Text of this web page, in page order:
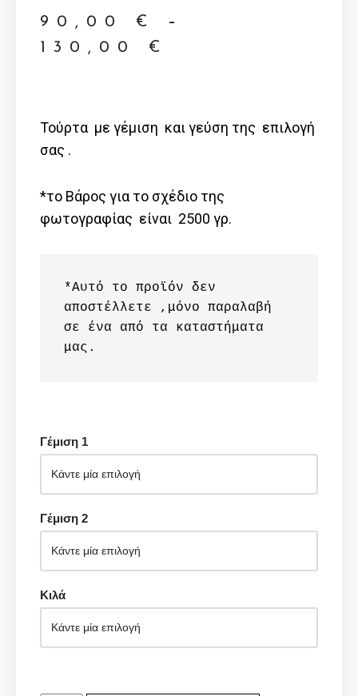
90,00 €
–
130,00 €
Τούρτα με γέμιση και γεύση της επιλογή
σας .
*το Βάρος για το σχέδιο της
φωτογραφίας είναι 2500 γρ.
*Αυτό το προϊόν δεν
αποστέλλετε ,μόνο παραλαβή
σε ένα από τα καταστήματα
μας.
Γέμιση 1
Γέμιση 2
Κιλά